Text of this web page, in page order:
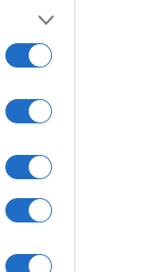
Három
utasszállító
(videó!)